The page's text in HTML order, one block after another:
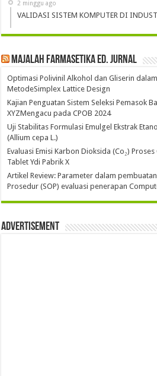
2 minggu ago
VALIDASI SISTEM KOMPUTER DI
Majalah Farmasetika Ed. Jurnal
Optimasi Polivinil Alkohol dan Gliserin
MetodeSimplex Lattice Design
Kajian Penguatan Sistem Seleksi Pemasok
XYZMengacu pada CPOB 2024
Uji Stabilitas Formulasi Emulgel Ekstrak
(Allium cepa L.)
Evaluasi Emisi Karbon Dioksida (Co₂)
Tablet Ydi Pabrik X
Artikel Review: Parameter dalam
Prosedur (SOP) evaluasi penerapan
Advertisement